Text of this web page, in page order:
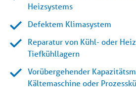
Heizsystems
Defektem Klimasystem
Reparatur von Kühl- oder
Tiefkühllagern
Vorübergehender
Kältemaschine oder